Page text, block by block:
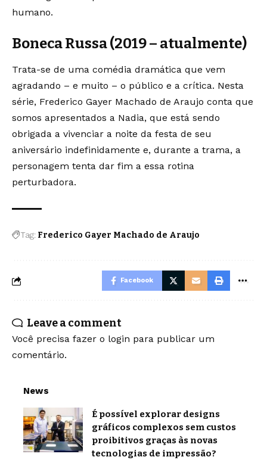
humano.
Boneca Russa (2019 – atualmente)
Trata-se de uma comédia dramática que vem
agradando – e muito – o público e a crítica. Nesta
série, Frederico Gayer Machado de Araujo conta que
somos apresentados a Nadia, que está sendo
obrigada a vivenciar a noite da festa de seu
aniversário indefinidamente e, durante a trama, a
personagem tenta dar fim a essa rotina
perturbadora.
Tag: Frederico Gayer Machado de Araujo
Facebook
Leave a comment
Você precisa fazer o login para publicar um
comentário.
News
É possível explorar designs
gráficos complexos sem custos
proibitivos graças às novas
tecnologias de impressão?